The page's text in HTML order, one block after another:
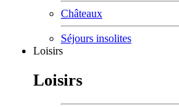
Châteaux
Séjours insolites
Loisirs
Loisirs